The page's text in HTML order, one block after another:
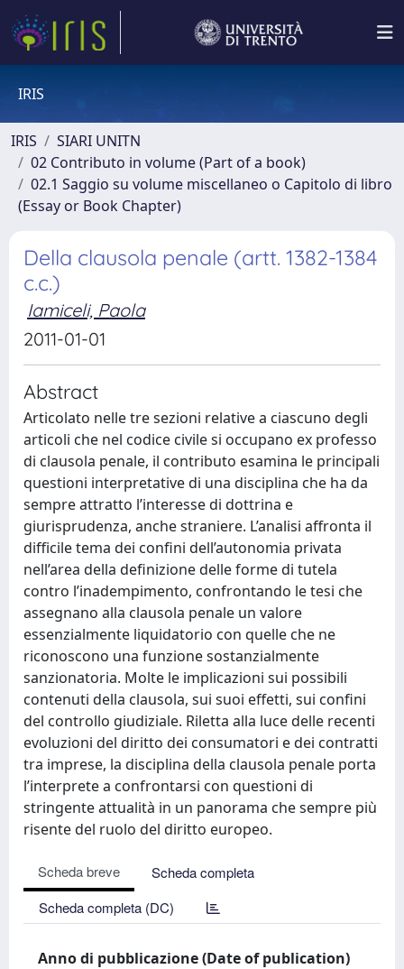
IRIS
IRIS
SIARI UNITN
02 Contributo in volume (Part of a book)
02.1 Saggio su volume miscellaneo o Capitolo di libro
(Essay or Book Chapter)
Della clausola penale (artt. 1382-1384
c.c.)
Iamiceli, Paola
2011-01-01
Abstract
Articolato nelle tre sezioni relative a ciascuno degli
articoli che nel codice civile si occupano ex professo
di clausola penale, il contributo esamina le principali
questioni interpretative di una disciplina che ha da
sempre attratto l’interesse di dottrina e
giurisprudenza, anche straniere. L’analisi affronta il
difficile tema dei confini dell’autonomia privata
nell’area della definizione delle forme di tutela
contro l’inadempimento, confrontando le tesi che
assegnano alla clausola penale un valore
essenzialmente liquidatorio con quelle che ne
riconoscono una funzione sostanzialmente
sanzionatoria. Molte le implicazioni sui possibili
contenuti della clausola, sui suoi effetti, sui confini
del controllo giudiziale. Riletta alla luce delle recenti
evoluzioni del diritto dei consumatori e dei contratti
tra imprese, la disciplina della clausola penale porta
l’interprete a confrontarsi con questioni di
stringente attualità in un panorama che sempre più
risente del ruolo del diritto europeo.
Scheda breve
Scheda completa
Scheda completa (DC)
Anno di pubblicazione (Date of publication)